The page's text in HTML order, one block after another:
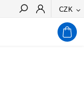
CZK
Hledat